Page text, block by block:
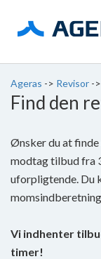
Ageras -> Revisor ->
Find den
Ønsker du at finde
modtag tilbud fra
uforpligtende. Du
Vi indhenter
timer!